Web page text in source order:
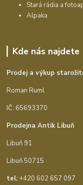
Stará rádia a
Alpaka
Kde nás najdete
Prodej a výkup
Roman Ruml
IČ: 65693370
Prodejna Antik Libuň
Libuň 91
Libuň 50715
tel: +420 602 657 097